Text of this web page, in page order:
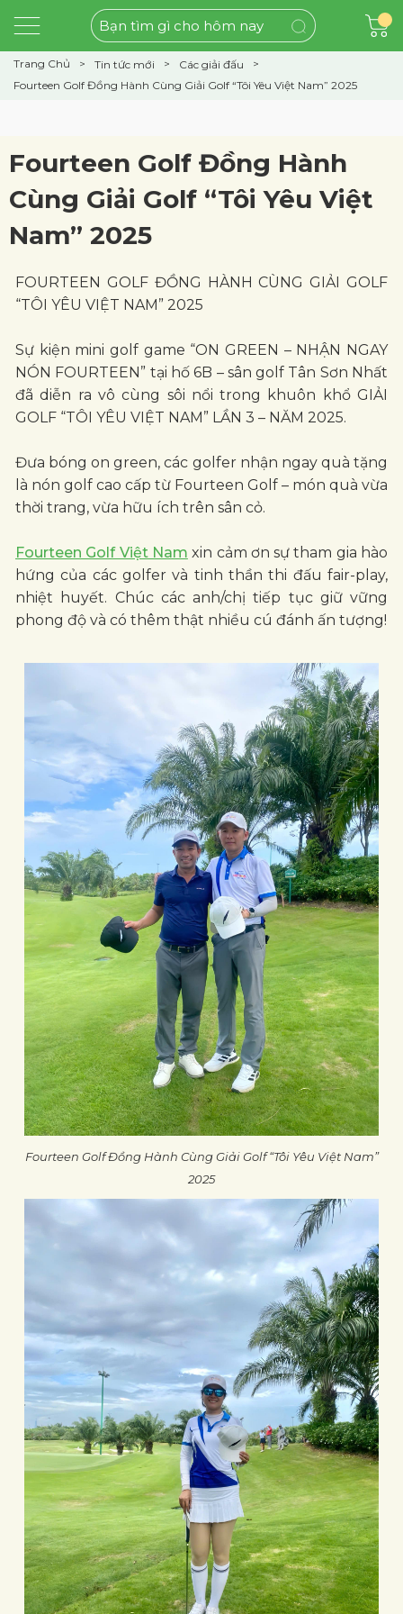
Trang Chủ Tin tức mới
Các giải đấu
Fourteen Golf Đồng Hành Cùng Giải Golf “Tôi Yêu Việt Nam” 2025
Fourteen Golf Đồng Hành
Cùng Giải Golf “Tôi Yêu Việt
Nam” 2025
FOURTEEN GOLF ĐỒNG HÀNH CÙNG GIẢI GOLF
“TÔI YÊU VIỆT NAM” 2025
Sự kiện mini golf game “ON GREEN – NHẬN NGAY
NÓN FOURTEEN” tại hố 6B – sân golf Tân Sơn Nhất
đã diễn ra vô cùng sôi nổi trong khuôn khổ GIẢI
GOLF “TÔI YÊU VIỆT NAM” LẦN 3 – NĂM 2025.
Đưa bóng on green, các golfer nhận ngay quà tặng
là nón golf cao cấp từ Fourteen Golf – món quà vừa
thời trang, vừa hữu ích trên sân cỏ.
Fourteen Golf Việt Nam xin cảm ơn sự tham gia hào
hứng của các golfer và tinh thần thi đấu fair-play,
nhiệt huyết. Chúc các anh/chị tiếp tục giữ vững
phong độ và có thêm thật nhiều cú đánh ấn tượng!
Fourteen Golf Đồng Hành Cùng Giải Golf “Tôi Yêu Việt Nam”
2025